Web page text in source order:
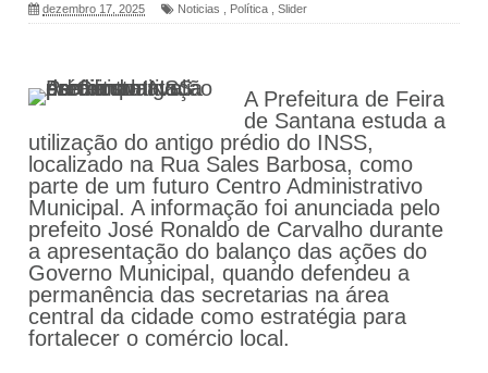
dezembro 17, 2025 Noticias Política Slider
A Prefeitura de Feira
de Santana estuda a
utilização do antigo prédio do INSS,
localizado na Rua Sales Barbosa, como
parte de um futuro Centro Administrativo
Municipal. A informação foi anunciada pelo
prefeito José Ronaldo de Carvalho durante
a apresentação do balanço das ações do
Governo Municipal, quando defendeu a
permanência das secretarias na área
central da cidade como estratégia para
fortalecer o comércio local.